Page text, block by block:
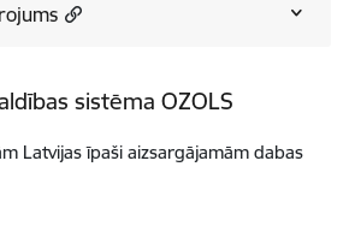
sistēma OZOLS
Latvijas īpaši aizsargājamām dabas